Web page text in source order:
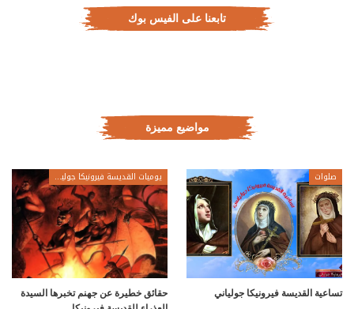
تابعنا على الفيس بوك
مواضيع مميزة
صلوات
تساعية القديسة فيرونيكا جولياني
يوميات القديسة فيرونيكا جولياني
حقائق خطيرة عن جهنم تخبرها السيدة